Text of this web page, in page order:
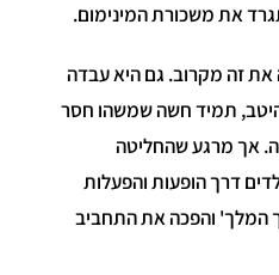
את משכורת המינימום.
את זה מקרוב. גם היא עבדה
תמיד חשה שמשהו חסר
אך מרגע שהחליטה
דרך הופעות והפעלות
המלך' והפכה את התחביב